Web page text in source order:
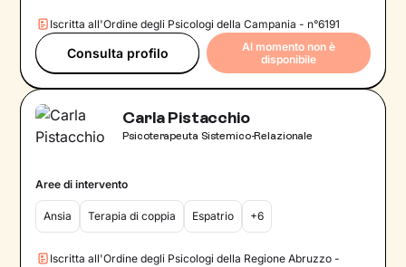
Iscritta all'Ordine degli Psicologi della Campania - n°6191
Consulta profilo
Al momento non è
disponibile
Carla Pistacchio
Psicoterapeuta Sistemico-Relazionale
Aree di intervento
Ansia Terapia di coppia Espatrio +6
Iscritta all'Ordine degli Psicologi della Regione Abruzzo -